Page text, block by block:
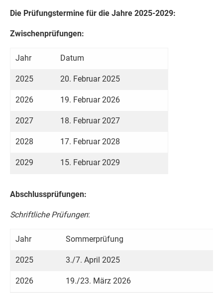
Die Prüfungstermine für die Jahre 2025-2029:
Zwischenprüfungen:
Jahr Datum
2025 20. Februar 2025
2026 19. Februar 2026
2027 18. Februar 2027
2028 17. Februar 2028
2029 15. Februar 2029
Abschlussprüfungen:
Schriftliche Prüfungen:
Jahr Sommerprüfung
2025 3./7. April 2025
2026 19./23. März 2026